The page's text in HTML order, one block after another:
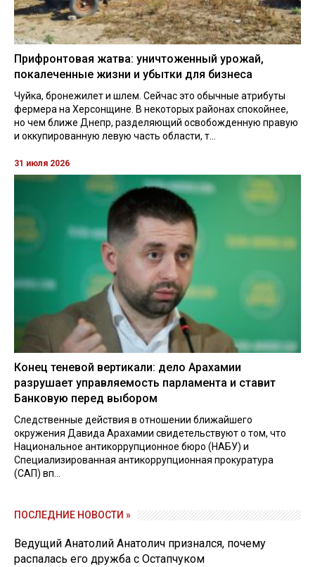
Прифронтовая жатва: уничтоженный урожай,
покалеченные жизни и убытки для бизнеса
Чуйка, бронежилет и шлем. Сейчас это обычные атрибуты
фермера на Херсонщине. В некоторых районах спокойнее,
но чем ближе Днепр, разделяющий освобожденную правую
и оккупированную левую часть области, т...
31 июля 2026
Конец теневой вертикали: дело Арахамии
разрушает управляемость парламента и ставит
Банковую перед выбором
Следственные действия в отношении ближайшего
окружения Давида Арахамии свидетельствуют о том, что
Национальное антикоррупционное бюро (НАБУ) и
Специализированная антикоррупционная прокуратура
(САП) вп...
ПОСЛЕДНИЕ НОВОСТИ »
Ведущий Анатолий Анатолич признался, почему
распалась его дружба с Остапчуком